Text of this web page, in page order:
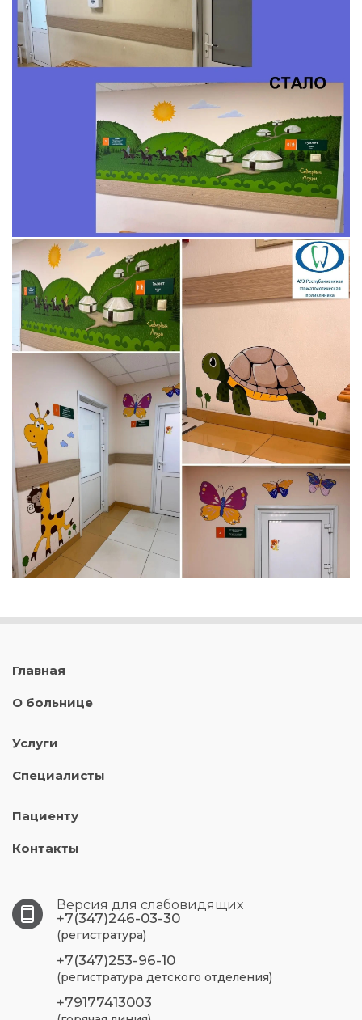
Главная
О больнице
Услуги
Специалисты
Пациенту
Контакты
Версия для слабовидящих
+7(347)246-03-30
(регистратура)
+7(347)253-96-10
(регистратура детского отделения)
+79177413003